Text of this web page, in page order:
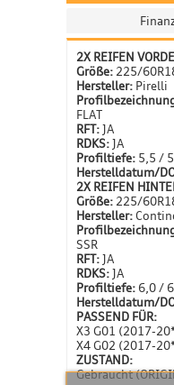
2X REIFEN
Größe: 225/
Hersteller: Pirelli
FLAT
RFT:JA
RDKS:JA
Profiltiefe: 5,5 /
Herstelldatum/
2X REIFEN
Größe: 225/
Hersteller:
SSR
RFT:JA
RDKS:JA
Profiltiefe: 6,0 /
Herstelldatum/
PASSEND FÜR:
X3 G01 (2017-
X4 G02 (2017-
ZUSTAND:
Gebraucht